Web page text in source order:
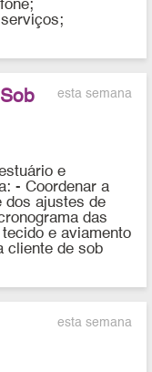
esta semana
e
- Coordenar a
dos ajustes de
das
e aviamento
cliente de sob
esta semana